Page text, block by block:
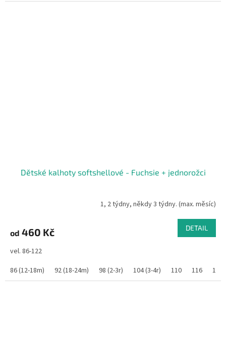
Dětské kalhoty softshellové - Fuchsie + jednorožci
1, 2 týdny, někdy 3 týdny. (max. měsíc)
od 460 Kč DETAIL
vel. 86-122
86 (12-18m)
92 (18-24m) 98 (2-3r) 104 (3-4r) 110 116 122